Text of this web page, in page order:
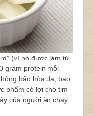
(vì nó được làm từ
gram protein mỗi
bão hòa đa, bao
phẩm có lợi cho tim
của người ăn chay.